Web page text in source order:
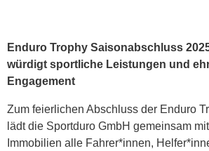
Enduro Trophy Saisonabschluss
würdigt sportliche Leistungen und
Engagement
Zum feierlichen Abschluss der Enduro
lädt die Sportduro GmbH gemeinsam
Immobilien alle Fahrer*innen,